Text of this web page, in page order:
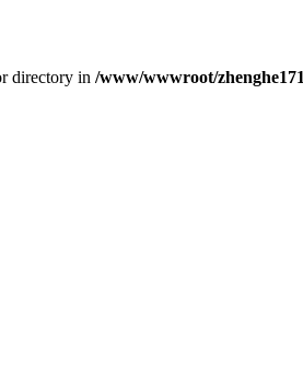
directory in /www/wwwroot/